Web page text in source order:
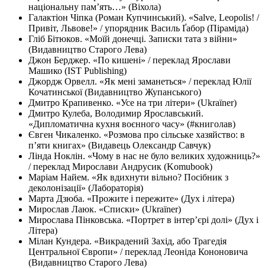
національну пам’ять…» (Віхола)
Галактіон Чіпка (Роман Купчинський). «Salve, Leopolis! /
Привіт, Львове!» / упорядник Василь Ґабор (Піраміда)
Гліб Бітюков. «Моїй донечці. Записки тата з війни»
(Видавництво Старого Лева)
Джон Берджер. «По кишені» / переклад Ярослави
Машико (IST Publishing)
Джордж Орвелл. «Як мені заманеться» / переклад Юлії
Кочатинської (Видавництво Жупанського)
Дмитро Крапивенко. «Усе на три літери» (Ukraїner)
Дмитро Кулеба, Володимир Ярославський.
«Дипломатична кухня воєнного часу» (#книголав)
Євген Чикаленко. «Розмова про сільське хазяйство: в
п’яти книгах» (Видавець Олександр Савчук)
Лінда Ноклін. «Чому в нас не було великих художниць?»
/ переклад Мирослави Андрусик (Komubook)
Маріам Найем. «Як вдихнути вільно? Посібник з
деколонізації» (Лабораторія)
Марта Дзюба. «Прожите і пережите» (Дух і літера)
Мирослав Лаюк. «Списки» (Ukraїner)
Мирослава Пінковська. «Портрет в інтер’єрі долі» (Дух і
Літера)
Мілан Кундера. «Викрадений Захід, або Трагедія
Центральної Європи» / переклад Леоніда Кононовича
(Видавництво Старого Лева)